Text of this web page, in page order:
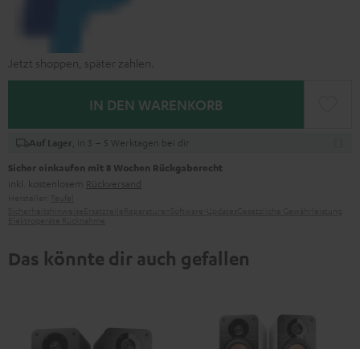
Jetzt shoppen, später zahlen.
IN DEN WARENKORB
Auf Lager , in 3 – 5 Werktagen bei dir
Sicher einkaufen mit 8 Wochen Rückgaberecht
inkl. kostenlosem Rückversand
Das könnte dir auch gefallen